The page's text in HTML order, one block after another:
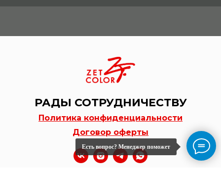
Есть вопрос? Менеджер поможет
РАДЫ СОТРУДНИЧЕСТВУ
Политика конфиденциальности
Договор оферты